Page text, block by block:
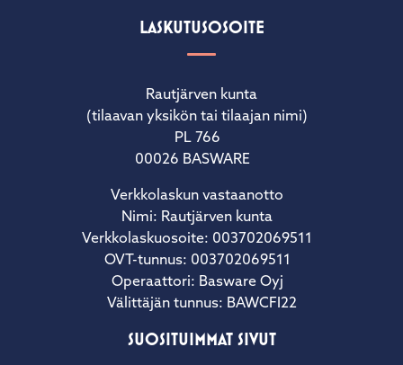
LASKUTUSOSOITE
Rautjärven kunta
(tilaavan yksikön tai tilaajan nimi)
PL 766
00026 BASWARE
Verkkolaskun vastaanotto
Nimi: Rautjärven kunta
Verkkolaskuosoite: 003702069511
OVT-tunnus: 003702069511
Operaattori: Basware Oyj
Välittäjän tunnus: BAWCFI22
SUOSITUIMMAT SIVUT